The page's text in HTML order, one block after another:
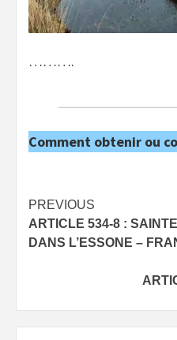
……….
Comment obtenir ou
Post
navigation
PREVIOUS
ARTICLE 534-8 :
DANS L’ESSONE –